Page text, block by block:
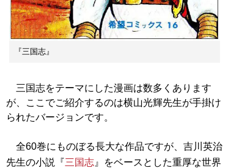
『三国志』
三国志をテーマにした漫画は数多くあります
が、ここでご紹介するのは横山光輝先生が手掛け
られたバージョンです。
全60巻にものぼる長大な作品ですが、吉川英治
先生の小説『三国志 』をベースとした重厚な世界